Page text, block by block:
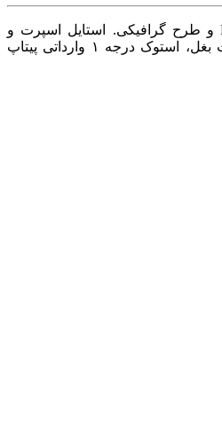
تیشرت نارنجی با چاپ FGG و طرح گرافیکی. استایل اسپرت و
پرانرژی، نخ پنبه، بدون دوخت بغل، استوک درجه ۱ وارداتی پیتاپ